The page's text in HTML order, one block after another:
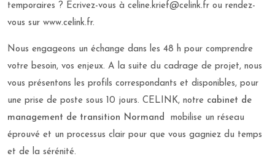
temporaires ? Ecrivez-vous à celine.krief@celink.fr ou rendez-
vous sur www.celink.fr.
Nous engageons un échange dans les 48 h pour comprendre
votre besoin, vos enjeux. A la suite du cadrage de projet, nous
vous présentons les profils correspondants et disponibles, pour
une prise de poste sous 10 jours. CELINK, notre cabinet de
management de transition Normand
mobilise un réseau
éprouvé et un processus clair pour que vous gagniez du temps
et de la sérénité.